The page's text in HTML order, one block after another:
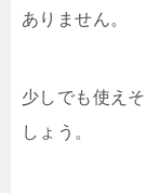
ありません。
少しでも使え
しょう。